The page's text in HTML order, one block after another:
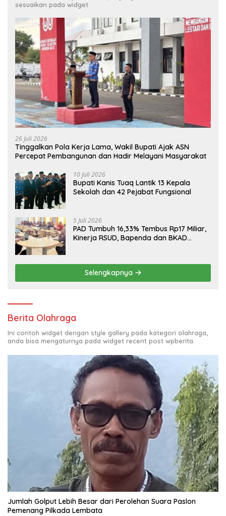
sesuaikan pada widget
26 Juli 2026
Tinggalkan Pola Kerja Lama, Wakil Bupati Ajak ASN
Percepat Pembangunan dan Hadir Melayani Masyarakat
10 Juli 2026
Bupati Kanis Tuaq Lantik 13 Kepala
Sekolah dan 42 Pejabat Fungsional
5 Juli 2026
PAD Tumbuh 16,33% Tembus Rp17 Miliar,
Kinerja RSUD, Bapenda dan BKAD
Selengkapnya
Berita Olahraga
Ini contoh widget dengan style gallery pada kategori olahraga,
anda bisa mengaturnya pada widget recent post wpberita.
Jumlah Golput Lebih Besar dari Perolehan Suara Paslon
Pemenang Pilkada Lembata